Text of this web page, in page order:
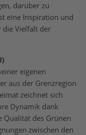
darüber zu
eine Inspiration und
die Vielfalt der
eigenen
aus der Grenzregion
zeichnet sich
Dynamik dank
Qualität des Grünen
zwischen den